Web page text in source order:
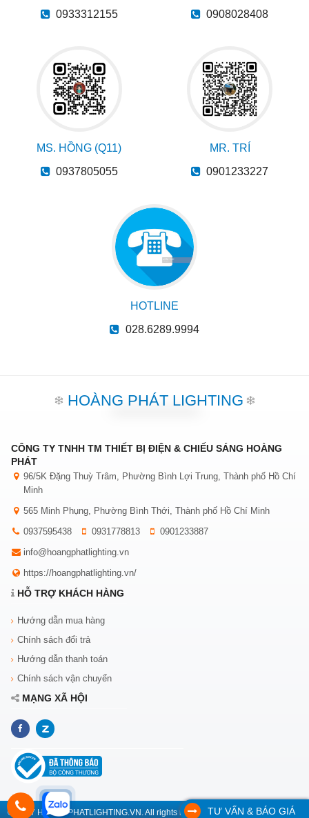
0933312155 0908028408
MS. HỒNG (Q11)
0937805055
MR. TRÍ
0901233227
HOTLINE
028.6289.9994
HOÀNG PHÁT LIGHTING
CÔNG TY TNHH TM THIẾT BỊ ĐIỆN & CHIẾU SÁNG HOÀNG
PHÁT
96/5K Đặng Thuỳ Trâm, Phường Bình Lợi Trung, Thành phố Hồ Chí
Minh
565 Minh Phụng, Phường Bình Thới, Thành phố Hồ Chí Minh
0937595438
0931778813
0901233887
info@hoangphatlighting.vn
https://hoangphatlighting.vn/
HỖ TRỢ KHÁCH HÀNG
Hướng dẫn mua hàng
Chính sách đổi trả
Hướng dẫn thanh toán
Chính sách vận chuyển
MẠNG XÃ HỘI
© 2017 HOANGPHATLIGHTING.VN. All rights reservedTƯ VẤN & BÁO GIÁ